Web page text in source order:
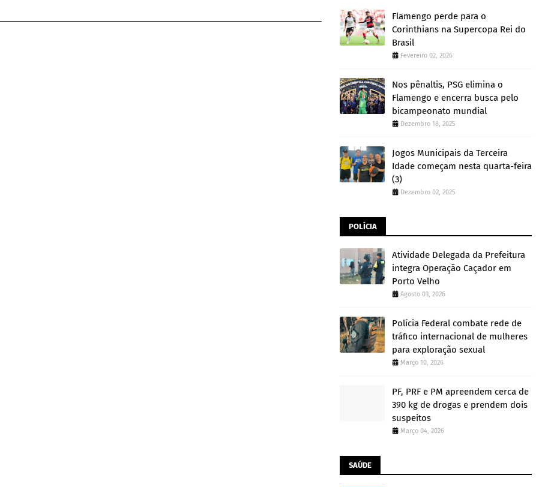
Flamengo perde para o
Corinthians na Supercopa Rei do
Brasil
Fevereiro 02, 2026
Nos pênaltis, PSG elimina o
Flamengo e encerra busca pelo
bicampeonato mundial
Dezembro 18, 2025
Jogos Municipais da Terceira
Idade começam nesta quarta-feira
(3)
Dezembro 02, 2025
POLÍCIA
Atividade Delegada da Prefeitura
integra Operação Caçador em
Porto Velho
Agosto 03, 2026
Polícia Federal combate rede de
tráfico internacional de mulheres
para exploração sexual
Março 10, 2026
PF, PRF e PM apreendem cerca de
390 kg de drogas e prendem dois
suspeitos
Março 04, 2026
SAÚDE